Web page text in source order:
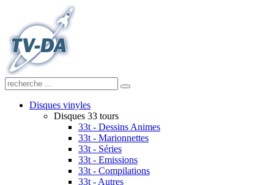
Disques vinyles
Disques 33 tours
33t - Dessins Animes
33t - Marionnettes
33t - Séries
33t - Emissions
33t - Compilations
33t - Autres